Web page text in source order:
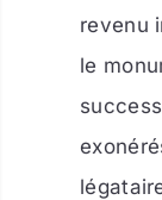
revenu
le